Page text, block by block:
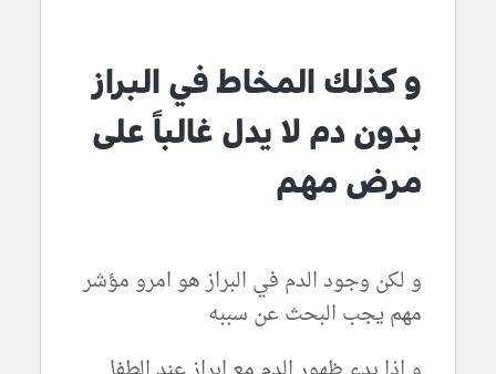
و كذلك المخاط في البراز
بدون دم لا يدل غالباً على
مرض مهم
و لكن وجود الدم في البراز هو امرو مؤشر
مهم يجب البحث عن سببه